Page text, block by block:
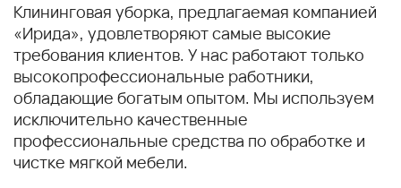
Клининговая уборка, предлагаемая компанией
«Ирида», удовлетворяют самые высокие
требования клиентов. У нас работают только
высокопрофессиональные работники,
обладающие богатым опытом. Мы используем
исключительно качественные
профессиональные средства по обработке и
чистке мягкой мебели.